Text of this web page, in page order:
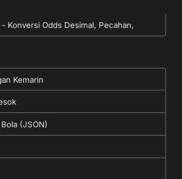
Konversi Odds Desimal, Pecahan,
Kemarin
(JSON)